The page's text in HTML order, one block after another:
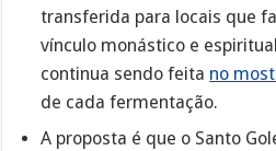
transferida para locais que
vínculo monástico e
continua sendo feita no
de cada fermentação.
A proposta é que o Santo